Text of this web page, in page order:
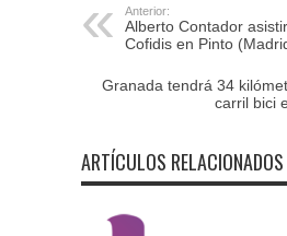
Anterior:
Alberto Contador
Cofidis en Pinto
Granada tendrá 34
carril bici
ARTÍCULOS RELACIONADOS